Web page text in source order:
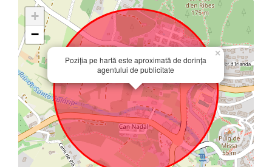
Poziția pe hartă este aproximată de dorința
agentului de publicitate
×
+
−